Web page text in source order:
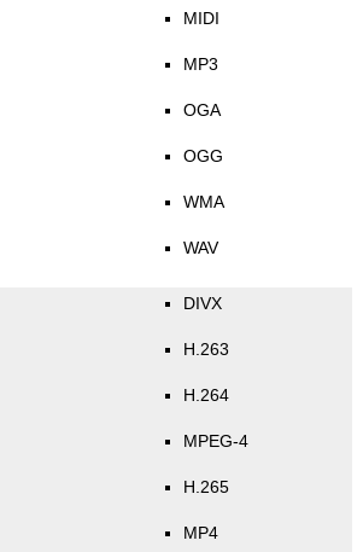
MIDI
MP3
OGA
OGG
WMA
WAV
DIVX
H.263
H.264
MPEG-4
H.265
MP4